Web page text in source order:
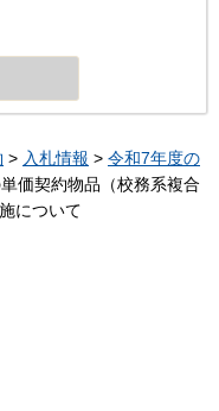
> 入札情報 > 令和7年度の
価契約物品（校務系複合
について